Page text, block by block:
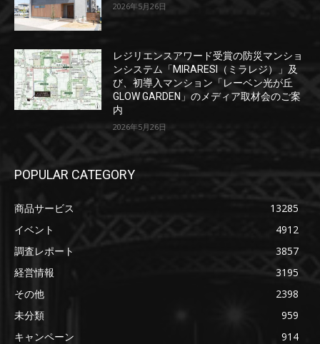
2026年5月26日
レジリエンスアワード受賞の防災マンショ
ンシステム「MIRARESI（ミラレジ）」及
び、初導入マンション「レーベン光が丘
GLOW GARDEN」のメディア取材会のご案
内
2026年5月26日
POPULAR CATEGORY
商品サービス
13285
イベント
4912
調査レポート
3857
経営情報
3195
その他
2398
未分類
959
キャンペーン
914